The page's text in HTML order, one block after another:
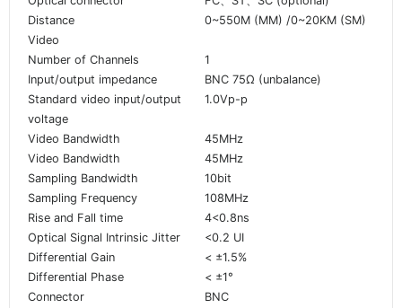
Distance
0~550M (MM) /0~20KM (SM)
Video
Number of Channels
1
Input/output impedance
BNC 75Ω (unbalance)
Standard video input/output
voltage
1.0Vp-p
Video Bandwidth
45MHz
Video Bandwidth
45MHz
Sampling Bandwidth
10bit
Sampling Frequency
108MHz
Rise and Fall time
4<0.8ns
Optical Signal Intrinsic Jitter
<0.2 UI
Differential Gain
< ±1.5%
Differential Phase
< ±1°
Connector
BNC